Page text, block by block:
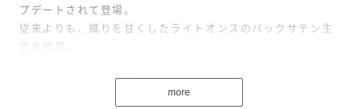
プデートされて登場。
従来よりも、織りを甘くしたライトオンスのバックサテン生
地を使用。
る一本に仕上げました。
ワークテイストはそのままに、軽快でやさしい印象が魅力。
more